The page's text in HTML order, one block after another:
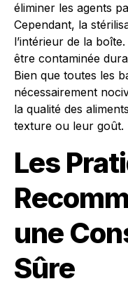
éliminer les agents
Cependant, la
l’intérieur de la
être contaminée
Bien que toutes les
nécessairement
la qualité des
texture ou leur goût.
Les
une
Sûre